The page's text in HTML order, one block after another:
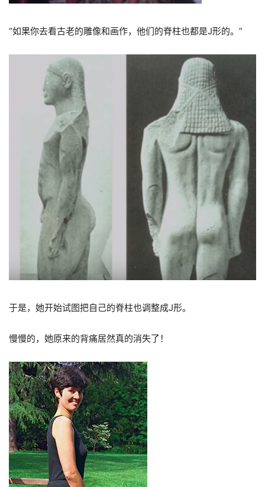
“如果你去看古老的雕像和画作，他们的脊柱也都是J形的。 ”
于是，她开始试图把自己的脊柱也调整成J形。
慢慢的，她原来的背痛居然真的消失了！